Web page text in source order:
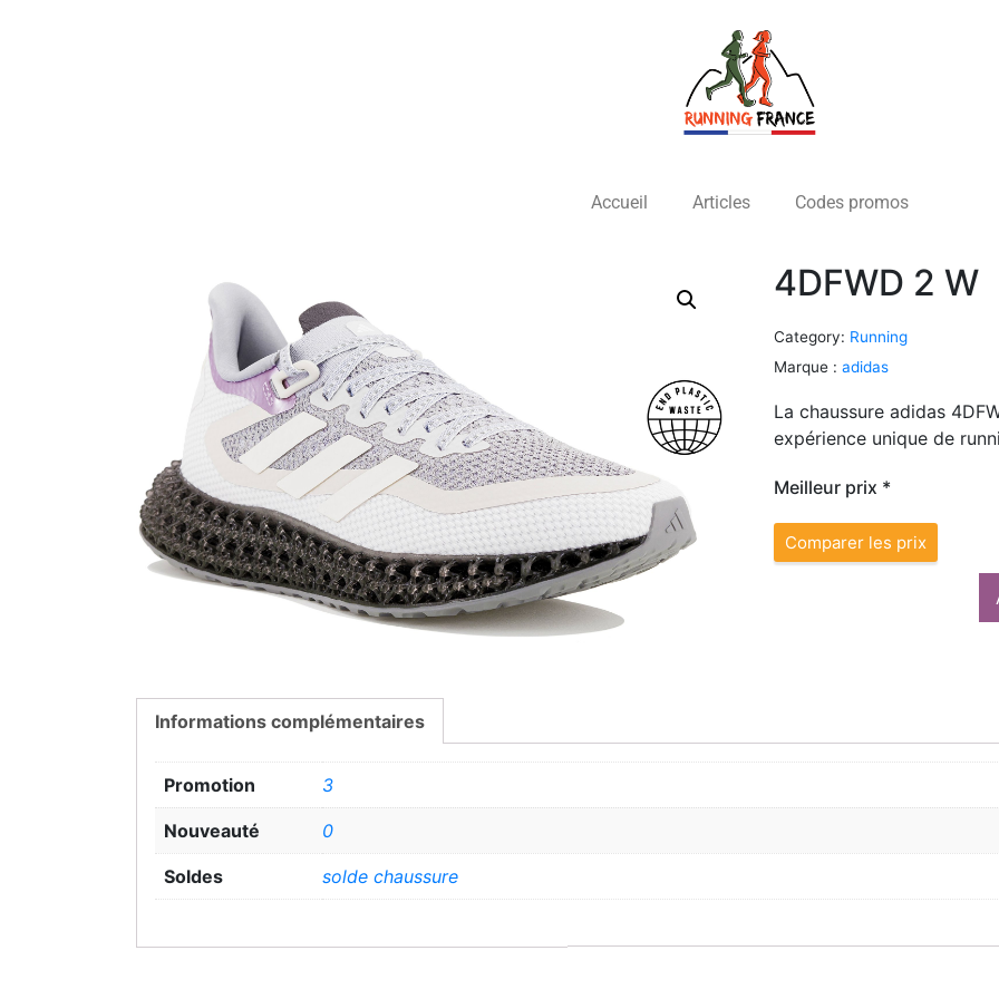
Accueil Articles Codes promos
4DFWD 2 W
Category: Running
Marque : adidas
La chaussure adidas
expérience unique de
Meilleur prix *
Comparer les prix
Informations complémentaires
Promotion 3
Nouveauté 0
Soldes solde chaussure